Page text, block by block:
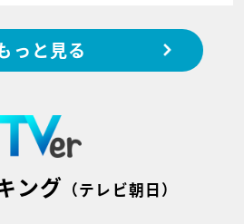
っと見る
ング （テレビ朝日）